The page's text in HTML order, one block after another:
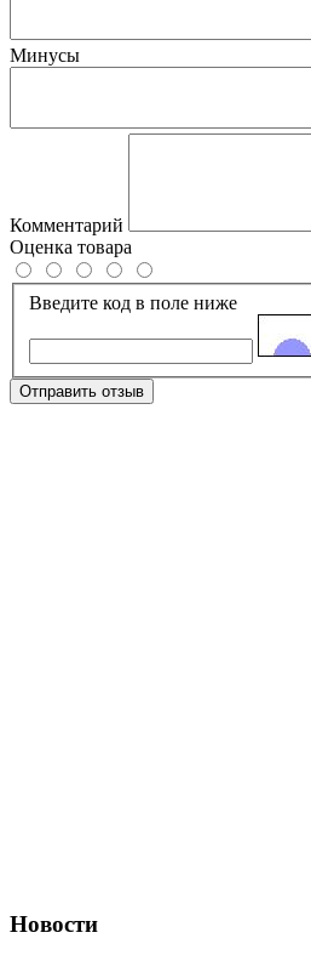
Минусы
Комментарий
Оценка товара
Введите код в поле ниже
Отправить отзыв
Новости